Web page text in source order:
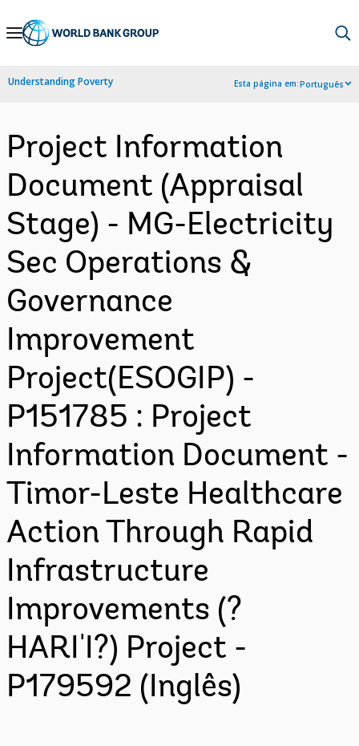
Skip
Navigation
Understanding Poverty Esta página em:Português
Project Information
Document (Appraisal
Stage) - MG-Electricity
Sec Operations &
Governance
Improvement
Project(ESOGIP) -
P151785 : Project
Information Document -
Timor-Leste Healthcare
Action Through Rapid
Infrastructure
Improvements (?
HARI'I?) Project -
P179592 (Inglês)